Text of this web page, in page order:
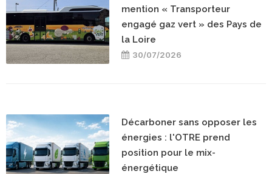
mention « Transporteur
engagé gaz vert » des Pays de
la Loire
30/07/2026
Décarboner sans opposer les
énergies : l'OTRE prend
position pour le mix-
énergétique